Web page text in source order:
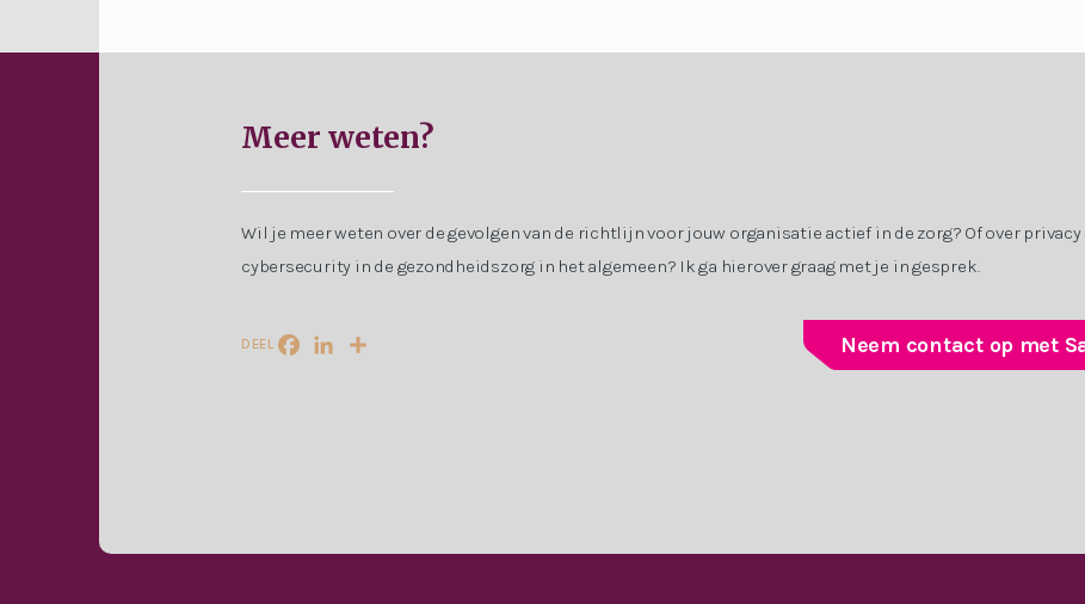
Meer weten?
Wil je meer weten over de gevolgen van de richtlijn voor jouw organisatie actief in de zorg? Of over privacy
cybersecurity in de gezondheidszorg in het algemeen? Ik ga hierover graag met je in gesprek.
DEEL Neem contact op met